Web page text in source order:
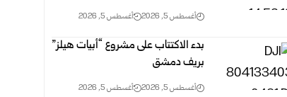
أغسطس 5, 2026 أغسطس 5, 2026
بدء الاكتتاب على مشروع “أبيات هيلز”
بريف دمشق
أغسطس 5, 2026 أغسطس 5, 2026